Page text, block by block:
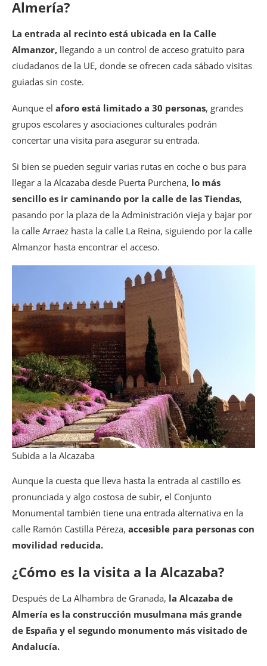
Almería?
La entrada al recinto está ubicada en la Calle
Almanzor, llegando a un control de acceso gratuito para
ciudadanos de la UE, donde se ofrecen cada sábado visitas
guiadas sin coste.
Aunque el aforo está limitado a 30 personas, grandes
grupos escolares y asociaciones culturales podrán
concertar una visita para asegurar su entrada.
Si bien se pueden seguir varias rutas en coche o bus para
llegar a la Alcazaba desde Puerta Purchena, lo más
sencillo es ir caminando por la calle de las Tiendas,
pasando por la plaza de la Administración vieja y bajar por
la calle Arraez hasta la calle La Reina, siguiendo por la calle
Almanzor hasta encontrar el acceso.
Subida a la Alcazaba
Aunque la cuesta que lleva hasta la entrada al castillo es
pronunciada y algo costosa de subir, el Conjunto
Monumental también tiene una entrada alternativa en la
calle Ramón Castilla Péreza, accesible para personas con
movilidad reducida.
¿Cómo es la visita a la Alcazaba?
Después de La Alhambra de Granada, la Alcazaba de
Almería es la construcción musulmana más grande
de España y el segundo monumento más visitado de
Andalucía.